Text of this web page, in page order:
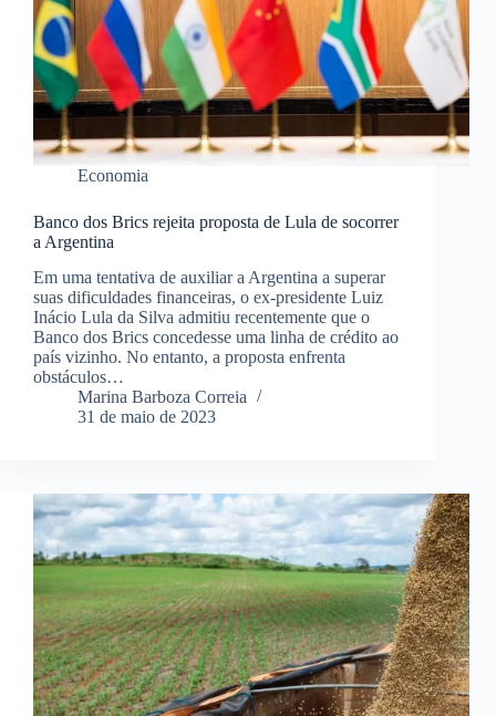
Economia
Banco dos Brics rejeita proposta de Lula de socorrer
a Argentina
Em uma tentativa de auxiliar a Argentina a superar
suas dificuldades financeiras, o ex-presidente Luiz
Inácio Lula da Silva admitiu recentemente que o
Banco dos Brics concedesse uma linha de crédito ao
país vizinho. No entanto, a proposta enfrenta
obstáculos…
Marina Barboza Correia
31 de maio de 2023